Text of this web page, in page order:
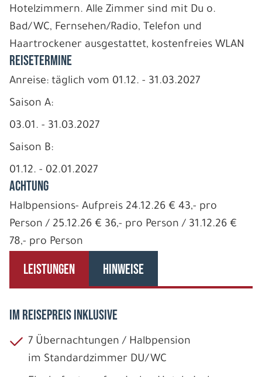
Hotelzimmern. Alle Zimmer sind mit Du o.
Bad/WC, Fernsehen/Radio, Telefon und
Haartrockener ausgestattet, kostenfreies WLAN
REISETERMINE
Anreise: täglich vom 01.12. - 31.03.2027
Saison A:
03.01. - 31.03.2027
Saison B:
01.12. - 02.01.2027
ACHTUNG
Halbpensions- Aufpreis 24.12.26 € 43,- pro
Person / 25.12.26 € 36,- pro Person / 31.12.26 €
78,- pro Person
LEISTUNGEN HINWEISE
IM REISEPREIS INKLUSIVE
7 Übernachtungen / Halbpension
im Standardzimmer DU/WC